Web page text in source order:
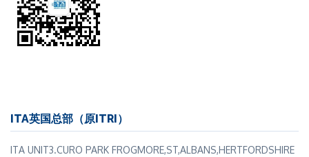
ITA英国总部（原ITRI）
ITA UNIT3.CURO PARK FROGMORE,ST,ALBANS,HERTFORDSHIRE